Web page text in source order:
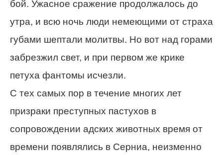
бой. Ужасное сражение продолжалось до
утра, и всю ночь люди немеющими от страха
губами шептали молитвы. Но вот над горами
забрезжил свет, и при первом же крике
петуха фантомы исчезли.
С тех самых пор в течение многих лет
призраки преступных пастухов в
сопровождении адских животных время от
времени появлялись в Серниа, неизменно